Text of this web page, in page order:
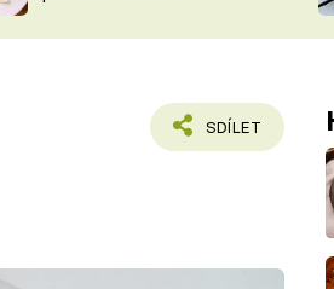
ČASOPIS
SDÍLET